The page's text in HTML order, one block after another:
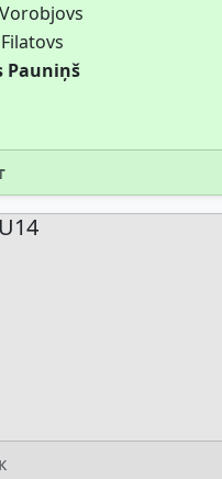
Pauniņš
U14